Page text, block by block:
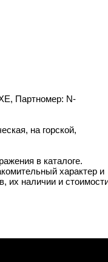
Партномер: N-
на горской,
в каталоге.
характер и
их наличии и